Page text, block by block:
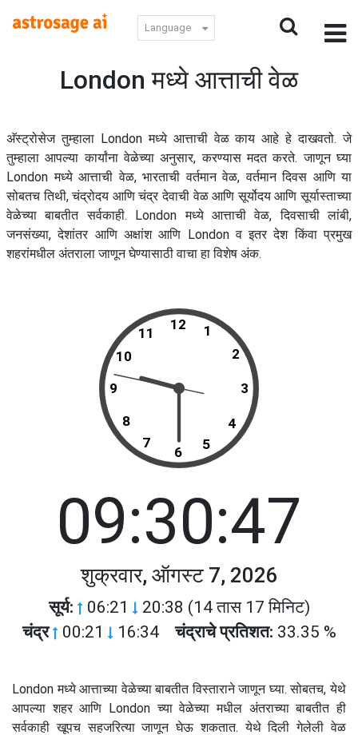
Language
London मध्ये आत्ताची वेळ
अ‍ॅस्ट्रोसेज तुम्हाला London मध्ये आत्ताची वेळ काय आहे हे दाखवतो. जे
तुम्हाला आपल्या कार्यांना वेळेच्या अनुसार, करण्यास मदत करते. जाणून घ्या
London मध्ये आत्ताची वेळ, भारताची वर्तमान वेळ, वर्तमान दिवस आणि या
सोबतच तिथी, चंद्रोदय आणि चंद्र देवाची वेळ आणि सूर्योदय आणि सूर्यास्ताच्या
वेळेच्या बाबतीत सर्वकाही. London मध्ये आत्ताची वेळ, दिवसाची लांबी,
जनसंख्या, देशांतर आणि अक्षांश आणि London व इतर देश किंवा प्रमुख
शहरांमधील अंतराला जाणून घेण्यासाठी वाचा हा विशेष अंक.
12
11
10
9
8
7
6 5
4
3
2
1
09:30:47
शुक्रवार, ऑगस्ट 7, 2026
सूर्य: 06:21 20:38 (14 तास 17 मिनिट)
चंद्र 00:21 16:34 चंद्राचे प्रतिशत: 33.35 %
London मध्ये आत्ताच्या वेळेच्या बाबतीत विस्ताराने जाणून घ्या. सोबतच, येथे
आपल्या शहर आणि London च्या वेळेच्या मधील अंतराच्या बाबतीत ही
सर्वकाही खूपच सहजरित्या जाणून घेऊ शकतात. येथे दिली गेलेली वेळ